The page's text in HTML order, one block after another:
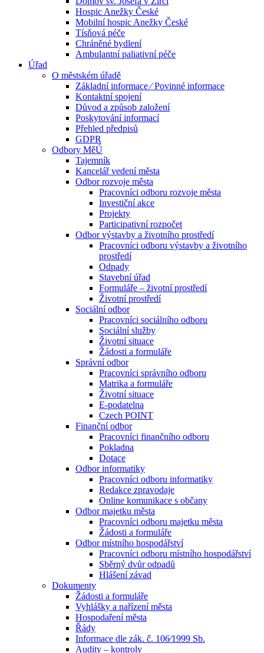
Hospic Anežky České
Mobilní hospic Anežky České
Tísňová péče
Chráněné bydlení
Ambulantní paliativní péče
Úřad
O městském úřadě
Základní informace ⁄ Povinné informace
Kontaktní spojení
Důvod a způsob založení
Poskytování informací
Přehled předpisů
GDPR
Odbory MěÚ
Tajemník
Kancelář vedení města
Odbor rozvoje města
Pracovníci odboru rozvoje města
Investiční akce
Projekty
Participativní rozpočet
Odbor výstavby a životního prostředí
Pracovníci odboru výstavby a životního
prostředí
Odpady
Stavební úřad
Formuláře – životní prostředí
Životní prostředí
Sociální odbor
Pracovníci sociálního odboru
Sociální služby
Životní situace
Žádosti a formuláře
Správní odbor
Pracovníci správního odboru
Matrika a formuláře
Životní situace
E-podatelna
Czech POINT
Finanční odbor
Pracovníci finančního odboru
Pokladna
Dotace
Odbor informatiky
Pracovníci odboru informatiky
Redakce zpravodaje
Online komunikace s občany
Odbor majetku města
Pracovníci odboru majetku města
Žádosti a formuláře
Odbor místního hospodářství
Pracovníci odboru místního hospodářství
Sběrný dvůr odpadů
Hlášení závad
Dokumenty
Žádosti a formuláře
Vyhlášky a nařízení města
Hospodaření města
Řády
Informace dle zák. č. 106⁄1999 Sb.
Audity – kontroly